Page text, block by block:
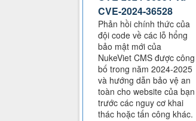
CVE-2024-36528
Phản hồi chính thức của
đội code về các lỗ hổng
bảo mật mới của
NukeViet CMS được công
bố trong năm 2024-2025
và hướng dẫn bảo vệ an
toàn cho website của bạn
trước các nguy cơ khai
thác hoặc tấn công khác.